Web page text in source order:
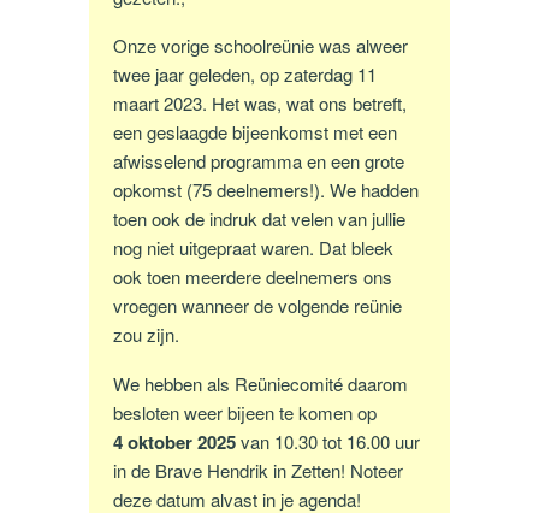
Onze vorige schoolreünie was alweer
twee jaar geleden, op zaterdag 11
maart 2023. Het was, wat ons betreft,
een geslaagde bijeenkomst met een
afwisselend programma en een grote
opkomst (75 deelnemers!). We hadden
toen ook de indruk dat velen van jullie
nog niet uitgepraat waren. Dat bleek
ook toen meerdere deelnemers ons
vroegen wanneer de volgende reünie
zou zijn.
We hebben als Reüniecomité daarom
besloten weer bijeen te komen op
4 oktober 2025van 10.30 tot 16.00 uur
in de Brave Hendrik in Zetten! Noteer
deze datum alvast in je agenda!